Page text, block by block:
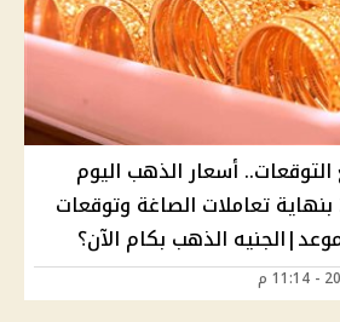
التوقعات.. أسعار الذهب اليوم
الأربعاء 25-12-2024 بنهاية تعاملات الصاغة وتوقعات
الذهب بكام الآن؟